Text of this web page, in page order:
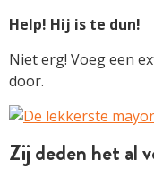
Help! Hij is te dun!
Niet erg! Voeg een
door.
Zij deden het al